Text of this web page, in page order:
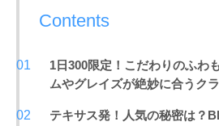
Contents
1日300限定！こだわりのふわ
ムやグレイズが絶妙に合うク
テキサス発！ 人気の秘密は？